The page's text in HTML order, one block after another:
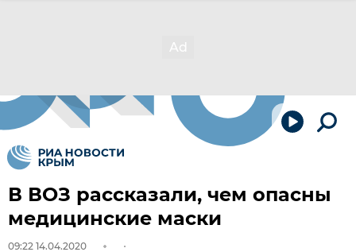
В ВОЗ рассказали, чем опасны
медицинские маски
09:22 14.04.2020